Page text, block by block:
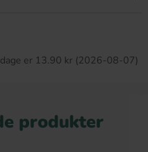
er 13.90 kr (2026-08-07)
produkter